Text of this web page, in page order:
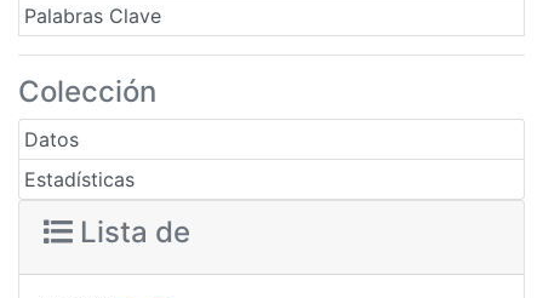
Palabras Clave
Colección
Datos
Estadísticas
Lista de